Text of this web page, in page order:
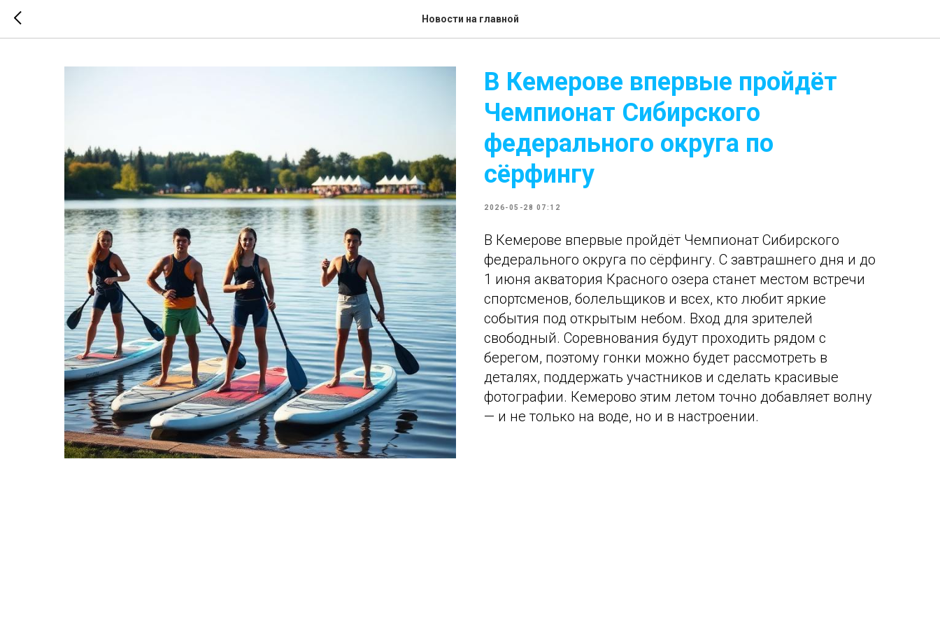
Новости на главной
В Кемерове впервые пройдёт
Чемпионат Сибирского
федерального округа по
сёрфингу
2026-05-28 07:12
В Кемерове впервые пройдёт Чемпионат Сибирского
федерального округа по сёрфингу. С завтрашнего дня и до
1 июня акватория Красного озера станет местом встречи
спортсменов, болельщиков и всех, кто любит яркие
события под открытым небом. Вход для зрителей
свободный. Соревнования будут проходить рядом с
берегом, поэтому гонки можно будет рассмотреть в
деталях, поддержать участников и сделать красивые
фотографии. Кемерово этим летом точно добавляет волну
— и не только на воде, но и в настроении.